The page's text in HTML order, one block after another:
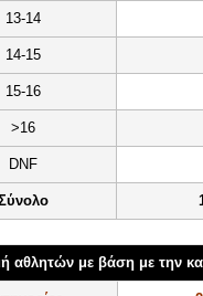
13-14
14-15
15-16
>16
DNF
αθλητών με βάση με την